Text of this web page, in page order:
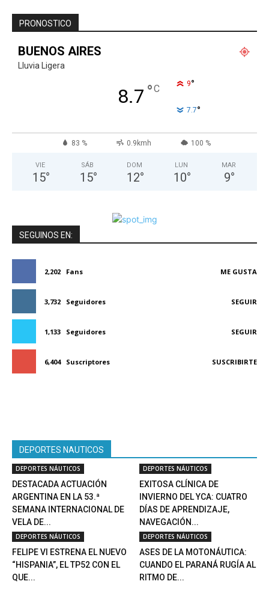
PRONOSTICO
BUENOS AIRES
Lluvia Ligera
8.7 °C 9°
7.7°
83 % 0.9kmh 100 %
VIE
15°
SÁB
15°
DOM
12°
LUN
10°
MAR
9°
SEGUINOS EN:
2,202 Fans ME GUSTA
3,732 Seguidores SEGUIR
1,133 Seguidores SEGUIR
6,404 Suscriptores SUSCRIBIRTE
DEPORTES NAUTICOS
DEPORTES NÁUTICOS
DESTACADA ACTUACIÓN
ARGENTINA EN LA 53.ª
SEMANA INTERNACIONAL DE
VELA DE...
DEPORTES NÁUTICOS
EXITOSA CLÍNICA DE
INVIERNO DEL YCA: CUATRO
DÍAS DE APRENDIZAJE,
NAVEGACIÓN...
DEPORTES NÁUTICOS
FELIPE VI ESTRENA EL NUEVO
“HISPANIA”, EL TP52 CON EL
QUE...
DEPORTES NÁUTICOS
ASES DE LA MOTONÁUTICA:
CUANDO EL PARANÁ RUGÍA AL
RITMO DE...